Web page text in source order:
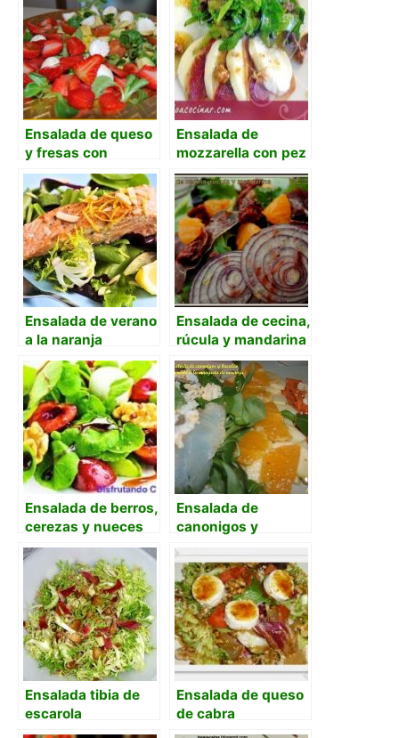
Ensalada de queso
y fresas con
vinagreta de miel
Ensalada de
mozzarella con pez
espada ahumado y
tomates
caramelizados
Ensalada de verano
a la naranja
Ensalada de cecina,
rúcula y mandarina
Ensalada de berros,
cerezas y nueces
Ensalada de
canonigos y
bacalao ahumado a
la vinagreta de
naranja.
Ensalada tibia de
escarola
Ensalada de queso
de cabra
caramelizado